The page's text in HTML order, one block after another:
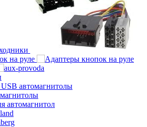
на руле
автомагнитолы
автомагнитол